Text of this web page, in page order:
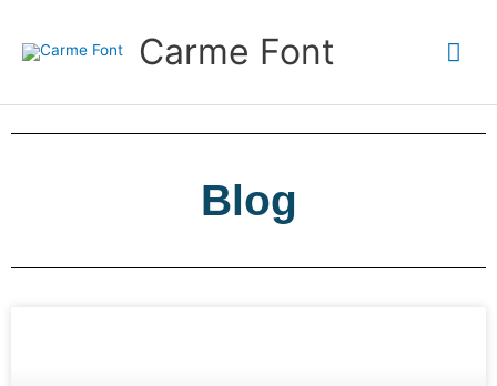
contenido
Carme Font
Blog